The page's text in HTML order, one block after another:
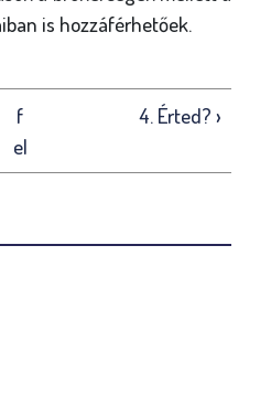
is hozzáférhetőek.
f
el
4. Érted? ›